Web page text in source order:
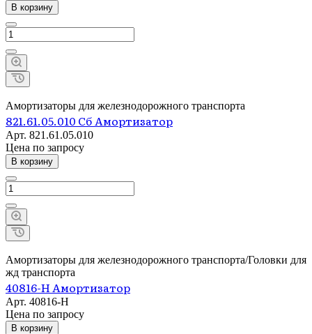
В корзину
Амортизаторы для железнодорожного транспорта
821.61.05.010 Сб Амортизатор
Арт. 821.61.05.010
Цена по запросу
В корзину
Амортизаторы для железнодорожного транспорта/Головки для
жд транспорта
40816-Н Амортизатор
Арт. 40816-Н
Цена по запросу
В корзину